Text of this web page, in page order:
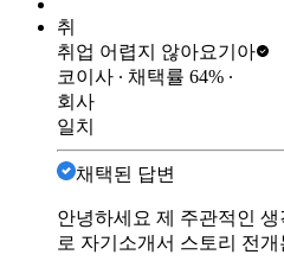
취
취업 어렵지 않아요기아
코이사 ∙ 채택률 64% ∙
회사
일치
채택된 답변
안녕하세요 제 주관적인
로 자기소개서 스토리 전